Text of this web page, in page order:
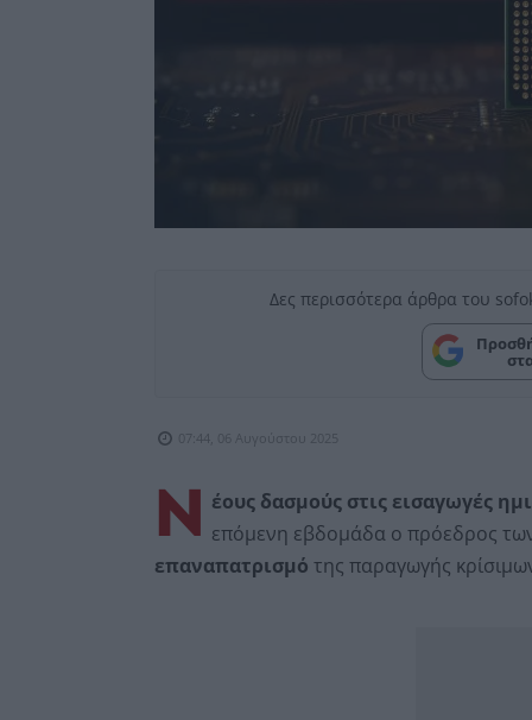
Δες περισσότερα άρθρα του
07:44, 06 Αυγούστου 2025
Ν έους δασμούς στις εισαγωγές
επόμενη εβδομάδα ο πρόεδρος
επαναπατρισμό της παραγωγής